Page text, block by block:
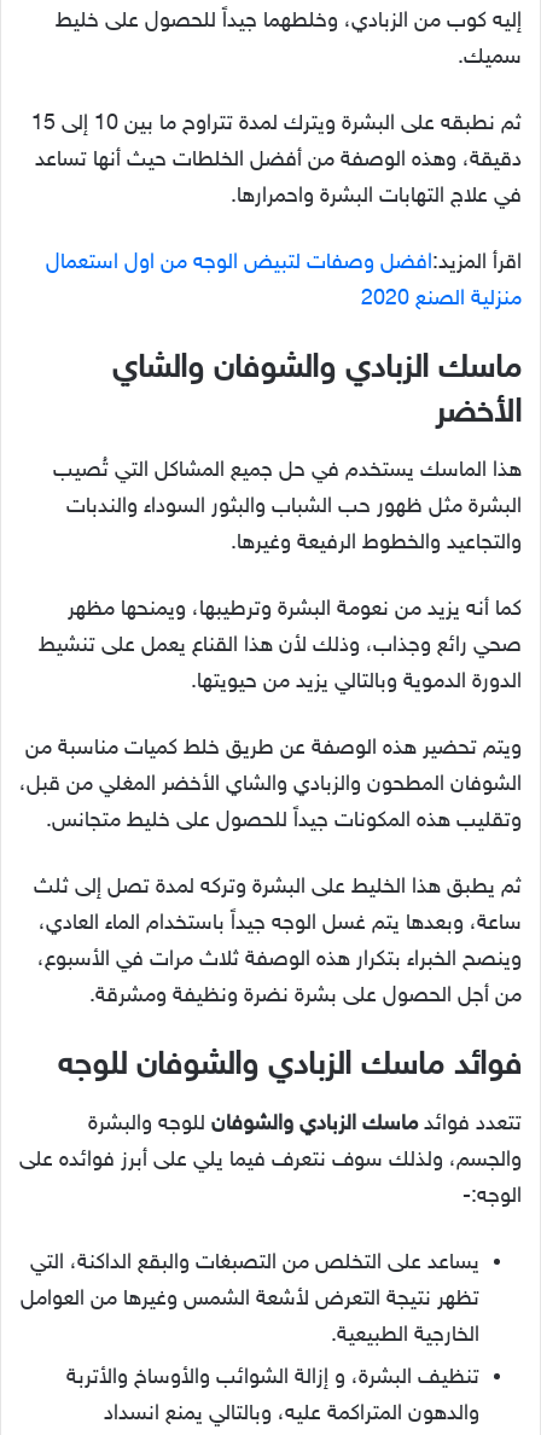
إليه كوب من الزبادي، وخلطهما جيداً للحصول على خليط
سميك.
ثم نطبقه على البشرة ويترك لمدة تتراوح ما بين 10 إلى 15
دقيقة، وهذه الوصفة من أفضل الخلطات حيث أنها تساعد
في علاج التهابات البشرة واحمرارها.
اقرأ المزيد:افضل وصفات لتبيض الوجه من اول استعمال
منزلية الصنع 2020
ماسك الزبادي والشوفان والشاي
الأخضر
هذا الماسك يستخدم في حل جميع المشاكل التي تُصيب
البشرة مثل ظهور حب الشباب والبثور السوداء والندبات
والتجاعيد والخطوط الرفيعة وغيرها.
كما أنه يزيد من نعومة البشرة وترطيبها، ويمنحها مظهر
صحي رائع وجذاب، وذلك لأن هذا القناع يعمل على تنشيط
الدورة الدموية وبالتالي يزيد من حيويتها.
ويتم تحضير هذه الوصفة عن طريق خلط كميات مناسبة من
الشوفان المطحون والزبادي والشاي الأخضر المغلي من قبل،
وتقليب هذه المكونات جيداً للحصول على خليط متجانس.
ثم يطبق هذا الخليط على البشرة وتركه لمدة تصل إلى ثلث
ساعة، وبعدها يتم غسل الوجه جيداً باستخدام الماء العادي،
وينصح الخبراء بتكرار هذه الوصفة ثلاث مرات في الأسبوع،
من أجل الحصول على بشرة نضرة ونظيفة ومشرقة.
فوائد ماسك الزبادي والشوفان للوجه
تتعدد فوائدماسك الزبادي والشوفان للوجه والبشرة
والجسم، ولذلك سوف نتعرف فيما يلي على أبرز فوائده على
الوجه:-
يساعد على التخلص من التصبغات والبقع الداكنة، التي
تظهر نتيجة التعرض لأشعة الشمس وغيرها من العوامل
الخارجية الطبيعية.
تنظيف البشرة، و إزالة الشوائب والأوساخ والأتربة
والدهون المتراكمة عليه، وبالتالي يمنع انسداد